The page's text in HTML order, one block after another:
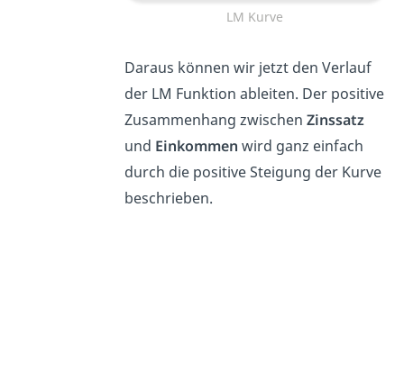
LM Kurve
Daraus können wir jetzt den Verlauf
der LM Funktion ableiten. Der positive
Zusammenhang zwischen Zinssatz
und Einkommen wird ganz einfach
durch die positive Steigung der Kurve
beschrieben.